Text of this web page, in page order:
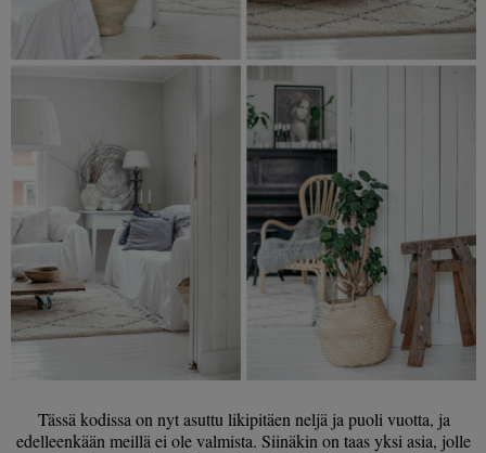
Tässä kodissa on nyt asuttu likipitäen neljä ja puoli vuotta, ja
edelleenkään meillä ei ole valmista. Siinäkin on taas yksi asia, jolle